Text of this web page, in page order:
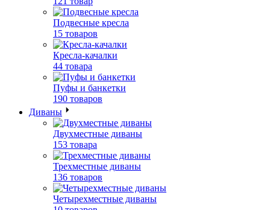
Подвесные кресла
15 товаров
Кресла-качалки
44 товара
Пуфы и банкетки
190 товаров
Диваны
Двухместные диваны
153 товара
Трехместные диваны
136 товаров
Четырехместные диваны